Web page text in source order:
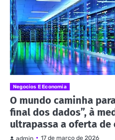
Negocios E Economia
O mundo caminha
final dos dados”, à
ultrapassa a oferta de
admin 17 de março de 2026